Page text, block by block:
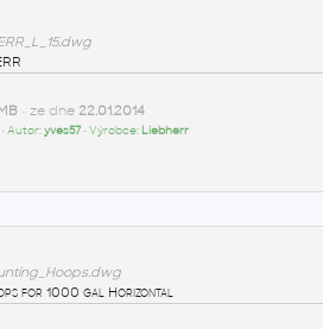
• ze dne 22.01.2014
Autor:yves57• Výrobce: Liebherr
for 1000 gal Horizontal